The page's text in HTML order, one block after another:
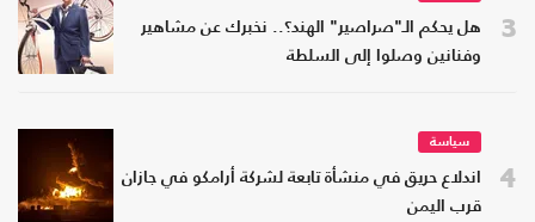
3
هل يحكم الـ"صراصير" الهند؟.. نخبرك عن مشاهير
وفنانين وصلوا إلى السلطة
4
سياسة
اندلاع حريق في منشأة تابعة لشركة أرامكو في جازان
قرب اليمن